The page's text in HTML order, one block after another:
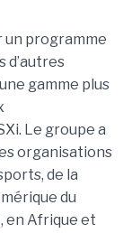
un programme
d’autres
gamme plus
Le groupe a
organisations
de la
du
en Afrique et